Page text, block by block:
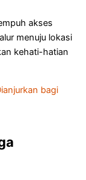
akses
menuju lokasi
kehati-hatian
bagi